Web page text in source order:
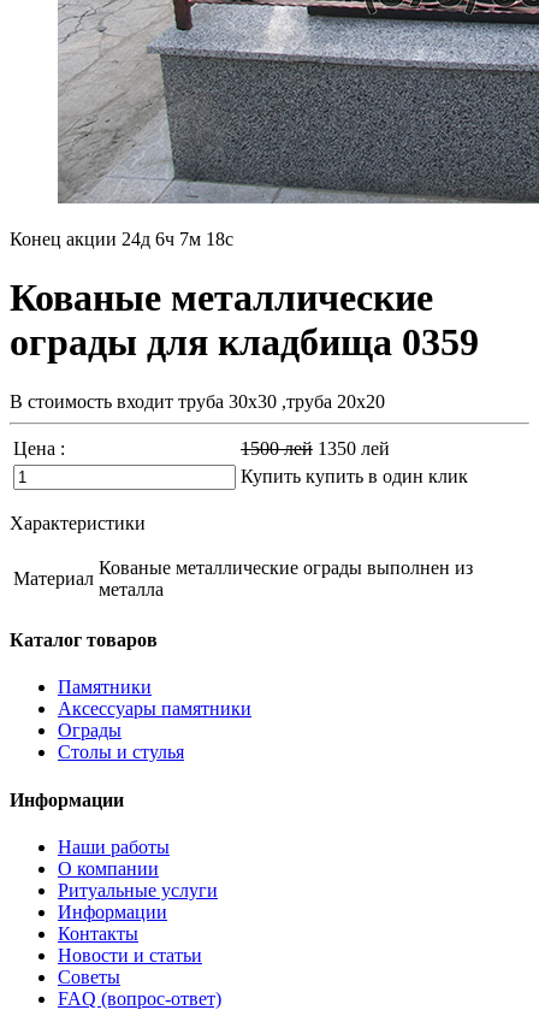
Конец акции 24д 6ч 7м 16с
Кованые металлические
ограды для кладбища 0359
В стоимость входит труба 30х30 ,труба 20х20
Цена : 1500лей 1350 лей
Купить купить в один клик
Характеристики
Материал
Кованые металлические ограды выполнен из
металла
Каталог товаров
Памятники
Аксессуары памятники
Ограды
Столы и стулья
Информации
Наши работы
О компании
Ритуальные услуги
Информации
Контакты
Новости и статьи
Советы
FAQ (вопрос-ответ)